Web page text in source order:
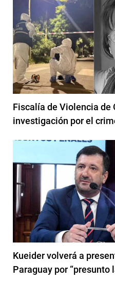
Fiscalía de Violencia de
investigación por el
Kueider volverá a
Paraguay por “presunto